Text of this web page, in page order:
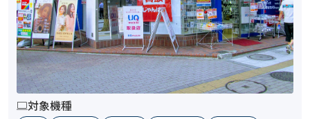
対象機種